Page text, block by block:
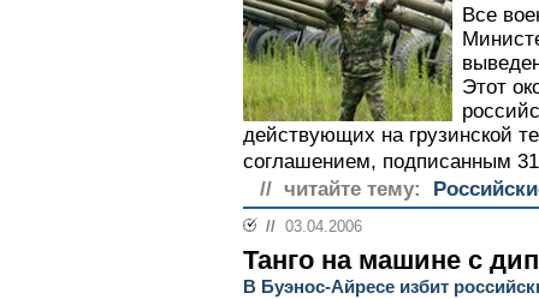
Все
Этот
действующих на грузинской
соглашением, подписанным
// читайте тему:
// 03.04.2006
Танго на машине с
В Буэнос-Айресе избит